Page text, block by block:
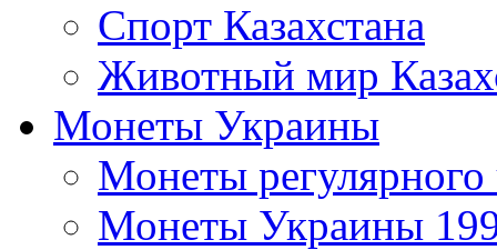
Спорт Казахстана
Животный мир
Монеты Украины
Монеты регулярного
Монеты Украины